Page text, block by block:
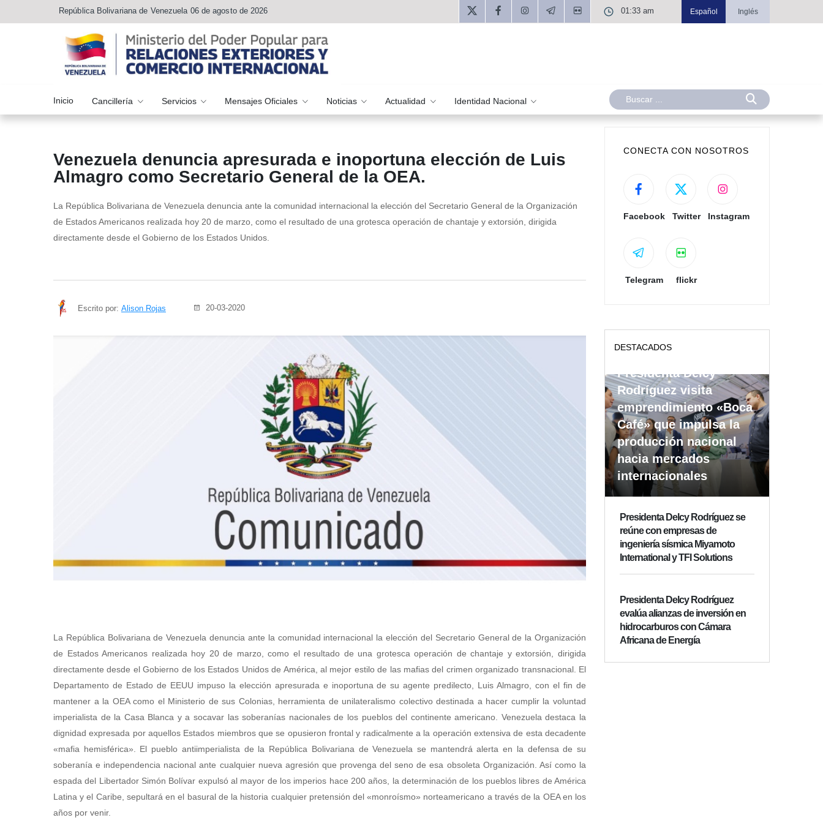
República Bolivariana de Venezuela 06 de agosto de 2026 01:33 am Español Inglés
Inicio Cancillería Servicios Mensajes Oficiales Noticias Actualidad Identidad Nacional
Venezuela denuncia apresurada e inoportuna elección de Luis
Almagro como Secretario General de la OEA.
La República Bolivariana de Venezuela denuncia ante la comunidad internacional la elección del Secretario General de la Organización
de Estados Americanos realizada hoy 20 de marzo, como el resultado de una grotesca operación de chantaje y extorsión, dirigida
directamente desde el Gobierno de los Estados Unidos.
Escrito por: Alison Rojas 20-03-2020
La República Bolivariana de Venezuela denuncia ante la comunidad internacional la elección del Secretario General de la Organización
de Estados Americanos realizada hoy 20 de marzo, como el resultado de una grotesca operación de chantaje y extorsión, dirigida
directamente desde el Gobierno de los Estados Unidos de América, al mejor estilo de las mafias del crimen organizado transnacional. El
Departamento de Estado de EEUU impuso la elección apresurada e inoportuna de su agente predilecto, Luis Almagro, con el fin de
mantener a la OEA como el Ministerio de sus Colonias, herramienta de unilateralismo colectivo destinada a hacer cumplir la voluntad
imperialista de la Casa Blanca y a socavar las soberanías nacionales de los pueblos del continente americano. Venezuela destaca la
dignidad expresada por aquellos Estados miembros que se opusieron frontal y radicalmente a la operación extensiva de esta decadente
«mafia hemisférica». El pueblo antiimperialista de la República Bolivariana de Venezuela se mantendrá alerta en la defensa de su
soberanía e independencia nacional ante cualquier nueva agresión que provenga del seno de esa obsoleta Organización. Así como la
espada del Libertador Simón Bolívar expulsó al mayor de los imperios hace 200 años, la determinación de los pueblos libres de América
Latina y el Caribe, sepultará en el basural de la historia cualquier pretensión del «monroísmo» norteamericano a través de la OEA en los
años por venir.
CONECTA CON NOSOTROS
Facebook Twitter Instagram
Telegram flickr
DESTACADOS
Presidenta Delcy
Rodríguez visita
emprendimiento «Boca
Café» que impulsa la
producción nacional
hacia mercados
internacionales
Presidenta Delcy Rodríguez se
reúne con empresas de
ingeniería sísmica Miyamoto
International y TFI Solutions
Presidenta Delcy Rodríguez
evalúa alianzas de inversión en
hidrocarburos con Cámara
Africana de Energía